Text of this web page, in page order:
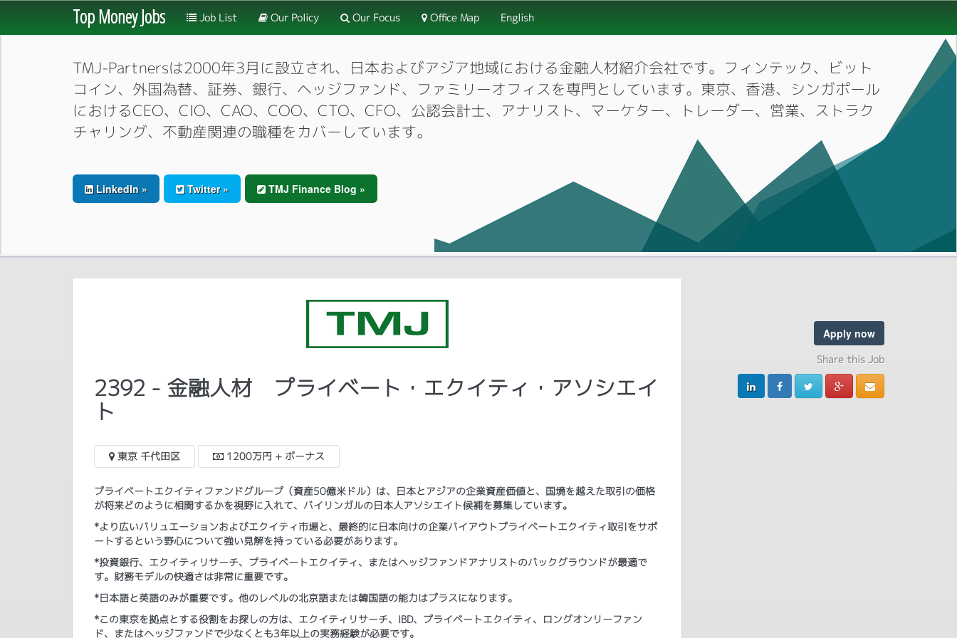
Top Money Jobs Job List Our Policy Our Focus Office Map English
TMJ-Partnersは2000年3月に設立され、日本およびアジア地域における金融人材紹介会社です。フィンテック、ビット
コイン、外国為替、証券、銀行、ヘッジファンド、ファミリーオフィスを専門としています。東京、香港、シンガポール
におけるCEO、CIO、CAO、COO、CTO、CFO、公認会計士、アナリスト、マーケター、トレーダー、営業、ストラク
チャリング、不動産関連の職種をカバーしています。
LinkedIn » Twitter » TMJ Finance Blog »
2392 - 金融人材 プライベート・エクイティ・アソシエイ
ト
東京 千代田区 1200万円 + ボーナス
プライベートエクイティファンドグループ（資産50億米ドル）は、日本とアジアの企業資産価値と、国境を越えた取引の価格
が将来どのように相関するかを視野に入れて、バイリンガルの日本人アソシエイト候補を募集しています。
*より広いバリュエーションおよびエクイティ市場と、最終的に日本向けの企業バイアウトプライベートエクイティ取引をサポ
ートするという野心について強い見解を持っている必要があります。
*投資銀行、エクイティリサーチ、プライベートエクイティ、またはヘッジファンドアナリストのバックグラウンドが最適で
す。財務モデルの快適さは非常に重要です。
*日本語と英語のみが重要です。他のレベルの北京語または韓国語の能力はプラスになります。
*この東京を拠点とする役割をお探しの方は、エクイティリサーチ、IBD、プライベートエクイティ、ロングオンリーファン
ド、またはヘッジファンドで少なくとも3年以上の実務経験が必要です。
Apply now
Share this Job